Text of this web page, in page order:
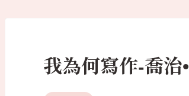
我為何寫作-喬